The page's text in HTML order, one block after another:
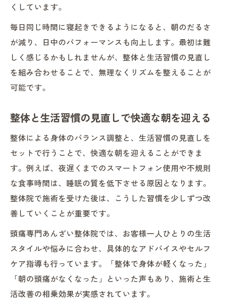
くしています。
毎日同じ時間に寝起きできるようになると、朝のだるさ
が減り、日中のパフォーマンスも向上します。最初は難
しく感じるかもしれませんが、整体と生活習慣の見直し
を組み合わせることで、無理なくリズムを整えることが
可能です。
整体と生活習慣の見直しで快適な朝を迎える
整体による身体のバランス調整と、生活習慣の見直しを
セットで行うことで、快適な朝を迎えることができま
す。例えば、夜遅くまでのスマートフォン使用や不規則
な食事時間は、睡眠の質を低下させる原因となります。
整体院で施術を受けた後は、こうした習慣を少しずつ改
善していくことが重要です。
頭痛専門あんざい整体院では、お客様一人ひとりの生活
スタイルや悩みに合わせ、具体的なアドバイスやセルフ
ケア指導も行っています。「整体で身体が軽くなった」
「朝の頭痛がなくなった」といった声もあり、施術と生
活改善の相乗効果が実感されています。